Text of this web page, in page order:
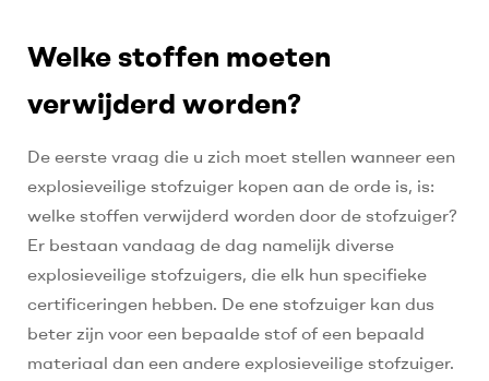
Welke stoffen moeten
verwijderd worden?
De eerste vraag die u zich moet stellen wanneer een
explosieveilige stofzuiger kopen aan de orde is, is:
welke stoffen verwijderd worden door de stofzuiger?
Er bestaan vandaag de dag namelijk diverse
explosieveilige stofzuigers, die elk hun specifieke
certificeringen hebben. De ene stofzuiger kan dus
beter zijn voor een bepaalde stof of een bepaald
materiaal dan een andere explosieveilige stofzuiger.